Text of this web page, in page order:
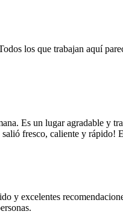
los que trabajan aquí
Es un lugar agradable
fresco, caliente y
y excelentes